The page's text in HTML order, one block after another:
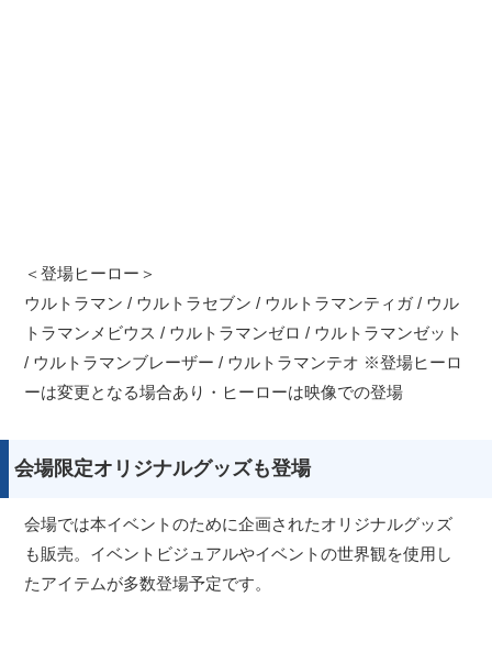
＜登場ヒーロー＞
ウルトラマン / ウルトラセブン / ウルトラマンティガ / ウル
トラマンメビウス / ウルトラマンゼロ / ウルトラマンゼット
/ ウルトラマンブレーザー / ウルトラマンテオ ※登場ヒーロ
ーは変更となる場合あり・ヒーローは映像での登場
会場限定オリジナルグッズも登場
会場では本イベントのために企画されたオリジナルグッズ
も販売。イベントビジュアルやイベントの世界観を使用し
たアイテムが多数登場予定です。